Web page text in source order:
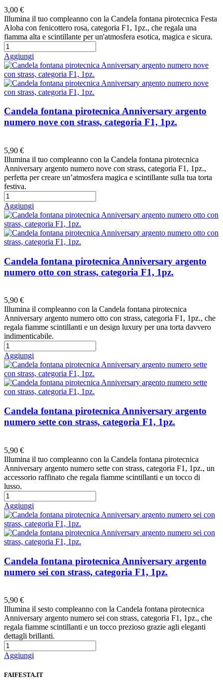
3,00 €
Illumina il tuo compleanno con la Candela fontana pirotecnica Festa
Aloha con fenicottero rosa, categoria F1, 1pz., che regala una
fiamma alta e scintillante per un'atmosfera esotica, magica e sicura.
Aggiungi
Candela fontana pirotecnica Anniversary argento
numero nove con strass, categoria F1, 1pz.
5,90 €
Illumina il tuo compleanno con la Candela fontana pirotecnica
Anniversary argento numero nove con strass, categoria F1, 1pz.,
perfetta per creare un’atmosfera magica e scintillante sulla tua torta
festiva.
Aggiungi
Candela fontana pirotecnica Anniversary argento
numero otto con strass, categoria F1, 1pz.
5,90 €
Illumina il compleanno con la Candela fontana pirotecnica
Anniversary argento numero otto con strass, categoria F1, 1pz., che
regala fiamme scintillanti e un design luxury per una torta davvero
indimenticabile.
Aggiungi
Candela fontana pirotecnica Anniversary argento
numero sette con strass, categoria F1, 1pz.
5,90 €
Illumina il tuo compleanno con la Candela fontana pirotecnica
Anniversary argento numero sette con strass, categoria F1, 1pz., un
accessorio raffinato che regala fiamme scintillanti e un tocco di
lusso.
Aggiungi
Candela fontana pirotecnica Anniversary argento
numero sei con strass, categoria F1, 1pz.
5,90 €
Illumina il sesto compleanno con la Candela fontana pirotecnica
Anniversary argento numero sei con strass, categoria F1, 1pz., che
regala fiamme scintillanti e un tocco prezioso grazie agli eleganti
dettagli brillanti.
Aggiungi
FAIFESTA.IT